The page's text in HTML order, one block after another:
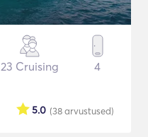
23 Cruising 4
(38arvustused)
5.0